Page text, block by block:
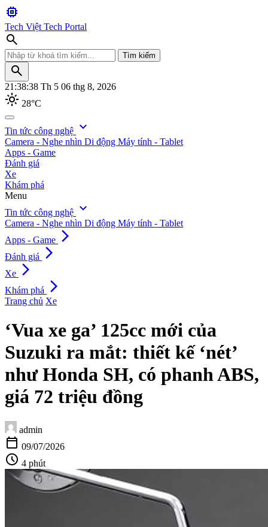
memory
Tech Việt Tech Portal
search
Tìm kiếm
search
21:38:39 Th 5 06 thg 8, 2026
light_mode 28°C
search
Tìm kiếm
Tin tức công nghệ expand_more
Camera - Nghe nhìn Di động Máy tính - Tablet
Apps - Game
Đánh giá
Xe
Khám phá
Menu
Tin tức công nghệ expand_more
Camera - Nghe nhìn Di động Máy tính - Tablet
Apps - Game arrow_forward_ios
Đánh giá arrow_forward_ios
Xe arrow_forward_ios
Khám phá arrow_forward_ios
Trang chủ Xe
‘Vua xe ga’ 125cc mới của
Suzuki ra mắt: thiết kế ‘nét’
như Honda SH, có phanh ABS,
giá 72 triệu đồng
admin
calendar_today 09/07/2026
schedule 4 phút